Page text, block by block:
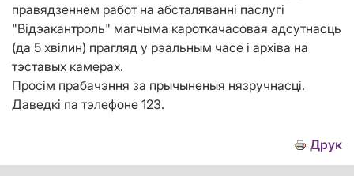
правядзеннем работ на абсталяванні паслугі
"Відэакантроль" магчыма кароткачасовая адсутнасць
(да 5 хвiлин) прагляд у рэальным часе і архіва на
тэставых камерах.
Просім прабачэння за прычыненыя нязручнасці.
Даведкі па тэлефоне 123.
Друк